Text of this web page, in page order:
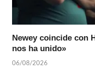
Newey coincide con
nos ha unido»
06/08/2026